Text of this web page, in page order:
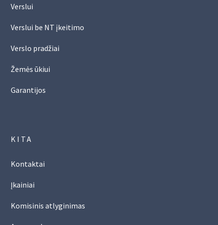
Verslui
Verslui be NT įkeitimo
Verslo pradžiai
Žemės ūkiui
Garantijos
KITA
Kontaktai
Įkainiai
Komisinis atlyginimas